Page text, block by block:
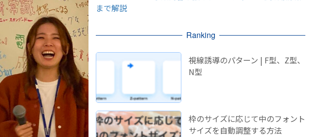
まで解説
Ranking
視線誘導のパターン | F型、Z型、
N型
枠のサイズに応じて中のフォント
サイズを自動調整する方法